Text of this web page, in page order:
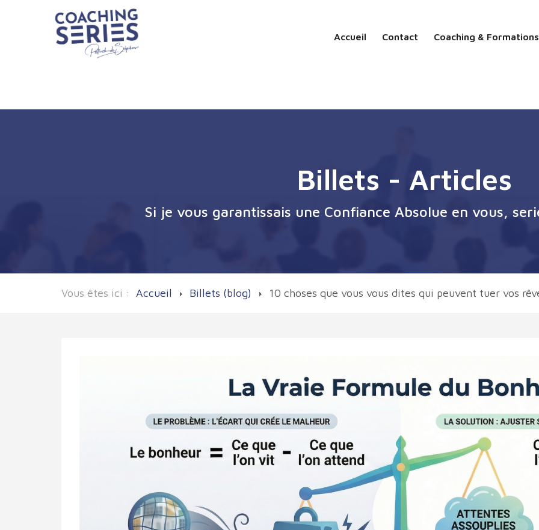
Accueil Contact Coaching & Formations
Billets - Articles
Si je vous garantissais une Confiance Absolue en vous,
Vous êtes ici : Accueil Billets (blog) 10 choses que vous vous dites qui peuvent tuer vos